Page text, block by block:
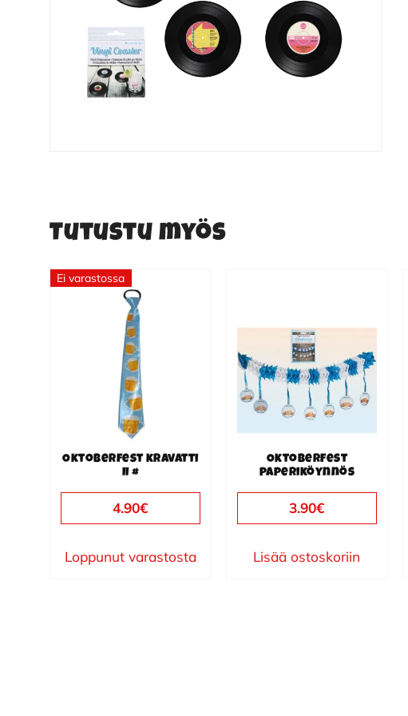
Tutustu myös
Ei varastossa
Oktoberfest kravatti
II #
4.90€
Loppunut varastosta
Oktoberfest
paperiköynnös
3.90€
Lisää ostoskoriin